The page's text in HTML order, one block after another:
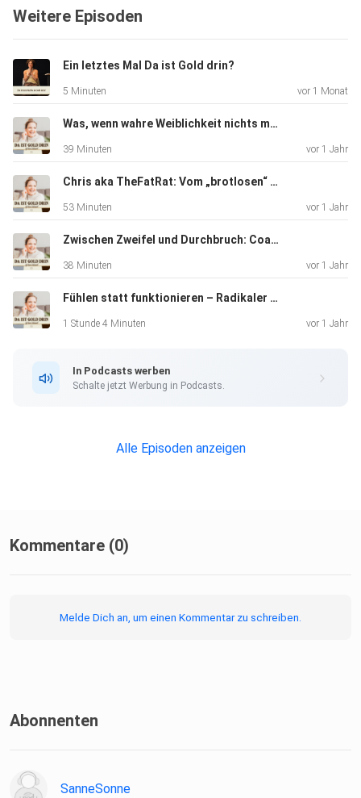
Weitere Episoden
Ein letztes Mal Da ist Gold drin?
5 Minuten vor 1 Monat
Was, wenn wahre Weiblichkeit nichts mit Nettsein zu tun hat – sondern mit Macht
39 Minuten vor 1 Jahr
Chris aka TheFatRat: Vom „brotlosen“ Künstler zum Millionenerfolg - Über Mut, Visionen & wie man leise Rebellion zur Leb
53 Minuten vor 1 Jahr
Zwischen Zweifel und Durchbruch: Coaching-Haltung, klare Strukturen & der Weg zur neuen Positionierung
38 Minuten vor 1 Jahr
Fühlen statt funktionieren – Radikaler Real Talk über innere Freiheit und Selbstführung
1 Stunde 4 Minuten vor 1 Jahr
In Podcasts werben
Schalte jetzt Werbung in Podcasts.
Alle Episoden anzeigen
Kommentare (0)
Melde Dich an, um einen Kommentar zu schreiben.
Abonnenten
SanneSonne